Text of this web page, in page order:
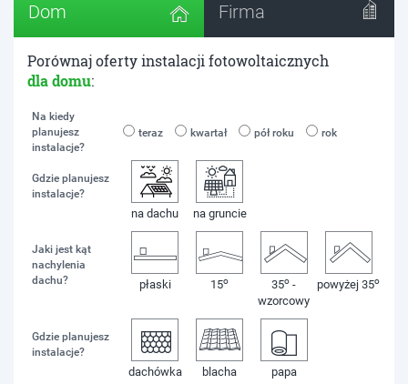
Dom Firma
Porównaj oferty instalacji fotowoltaicznych
dla domu:
Na kiedy
planujesz
instalacje?
teraz kwartał pół roku rok
Gdzie planujesz
instalacje?
na dachu na gruncie
Jaki jest kąt
nachylenia
dachu?
płaski 15o 35o -
wzorcowy
powyżej 35o
Gdzie planujesz
instalacje?
dachówka blacha papa